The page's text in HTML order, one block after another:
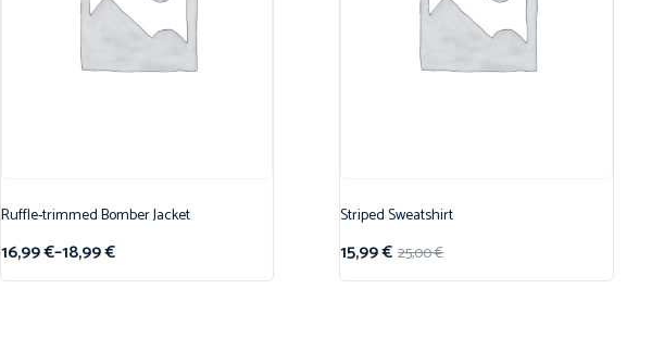
Ruffle-trimmed Bomber Jacket
16,99€–18,99€
Striped Sweatshirt
25,00€
15,99€